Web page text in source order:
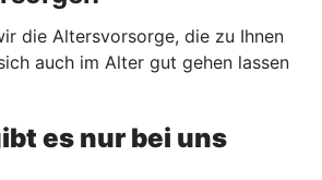
die Altersvorsorge, die zu Ihnen
auch im Alter gut gehen lassen
es nur bei uns